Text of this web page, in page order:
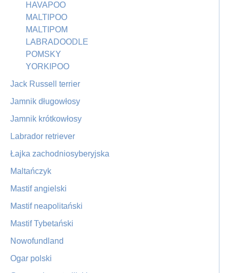
HAVAPOO
MALTIPOO
MALTIPOM
LABRADOODLE
POMSKY
YORKIPOO
Jack Russell terrier
Jamnik długowłosy
Jamnik krótkowłosy
Labrador retriever
Łajka zachodniosyberyjska
Maltańczyk
Mastif angielski
Mastif neapolitański
Mastif Tybetański
Nowofundland
Ogar polski